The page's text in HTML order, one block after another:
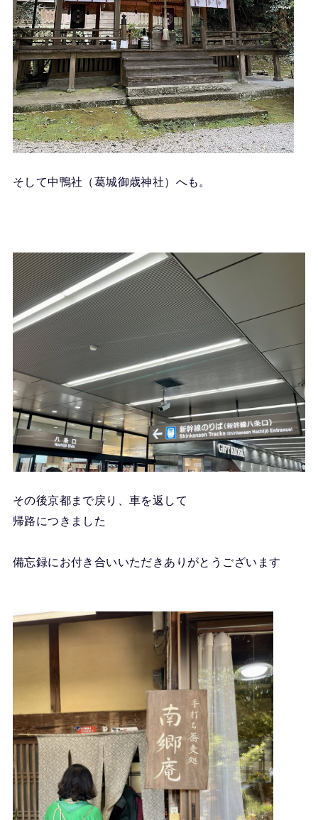
そして中鴨社（葛城御歳神社）へも。
その後京都まで戻り、車を返して
帰路につきました
備忘録にお付き合いいただきありがとうございます